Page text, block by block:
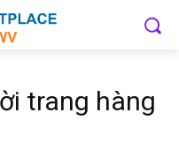
trang hàng